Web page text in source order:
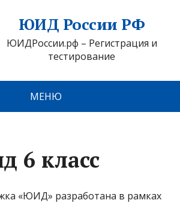
ЮИД России РФ
ЮИДРоссии.рф – Регистрация и
тестирование
МЕНЮ
6 класс
«ЮИД» разработана в рамках